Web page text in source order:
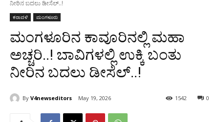
ನೀರಿನ ಬದಲು ಡೀಸೆಲ್..!
ಕರಾವಳಿ ಮಂಗಳೂರು
ಮಂಗಳೂರಿನ ಕಾವೂರಿನಲ್ಲಿ ಮಹಾ
ಅಚ್ಚರಿ..! ಬಾವಿಗಳಲ್ಲಿ ಉಕ್ಕಿ ಬಂತು
ನೀರಿನ ಬದಲು ಡೀಸೆಲ್..!
By V4newseditors May 19, 2026 0
1542